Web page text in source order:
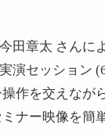
田章太 さんに
演セッション
作を交えなが
ー映像を簡単